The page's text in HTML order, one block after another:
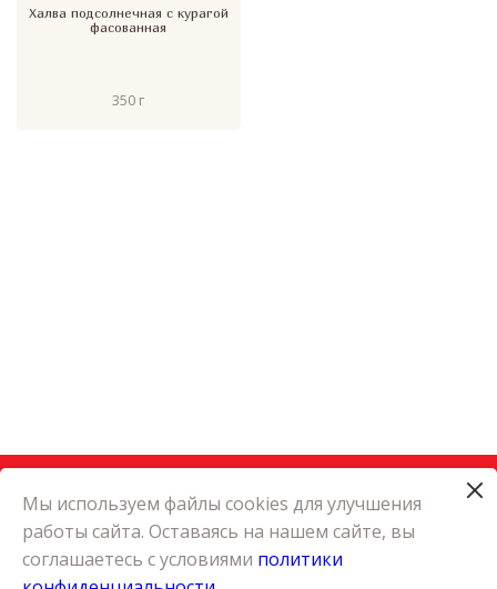
Халва подсолнечная с курагой
фасованная
350 г
КАТАЛОГ
КАРЬЕРА
Мы используем файлы cookies для улучшения
работы сайта. Оставаясь на нашем сайте, вы
соглашаетесь с условиями политики